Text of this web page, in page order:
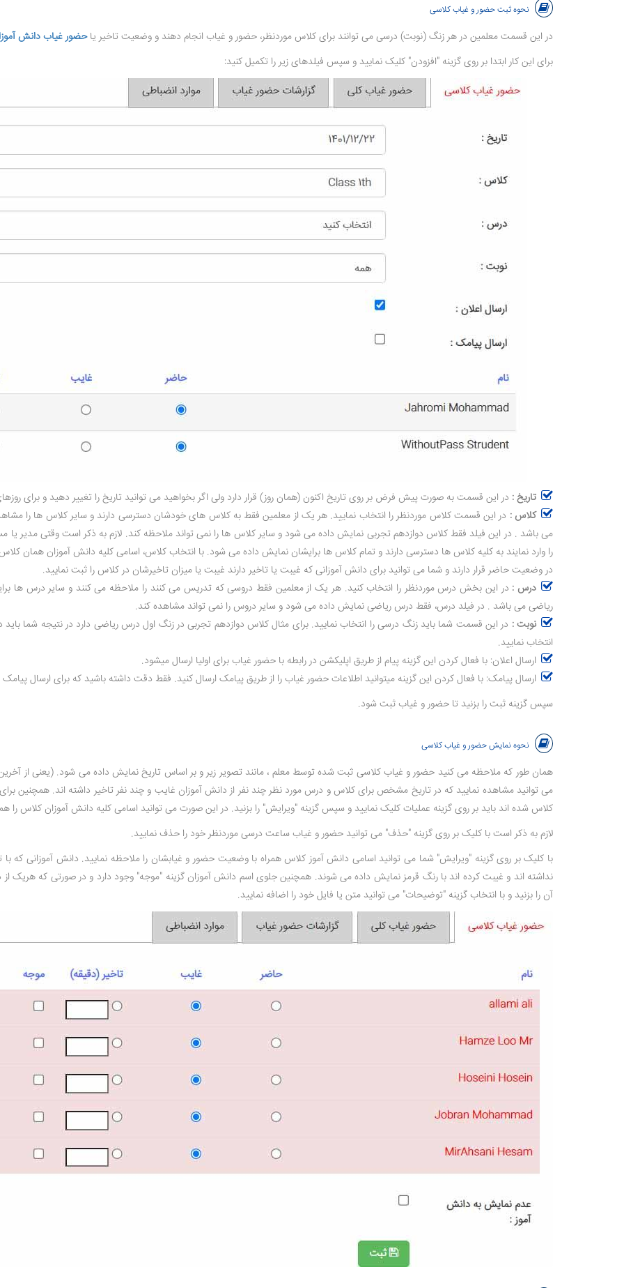
نحوه ثبت حضور و غیاب کلاسی
در این قسمت معلمین در هر زنگ (نوبت) درسی می توانند برای کلاس موردنظر، حضور و غیاب انجام دهند و وضعیت تاخیر یاحضور غیاب دانش
برای این کار ابتدا بر روی گزینه "افزودن" کلیک نمایید و سپس فیلدهای زیر را تکمیل کنید:
تاریخ : در این قسمت به صورت پیش فرض بر روی تاریخ اکنون (همان روز) قرار دارد ولی اگر بخواهید می توانید تاریخ را تغییر دهید و برای
کلاس : در این قسمت کلاس موردنظر را انتخاب نمایید. هر یک از معلمین فقط به کلاس های خودشان دسترسی دارند و سایر کلاس ها را
می باشد . در این فیلد فقط کلاس دوازدهم تجربی نمایش داده می شود و سایر کلاس ها را نمی تواند ملاحظه کند. لازم به ذکر است وقتی مدیر یا
را وارد نمایند به کلیه کلاس ها دسترسی دارند و تمام کلاس ها برایشان نمایش داده می شود. با انتخاب کلاس، اسامی کلیه دانش آموزان
در وضعیت حاضر قرار دارند و شما می توانید برای دانش آموزانی که غیبت یا تاخیر دارند غیبت یا میزان تاخیرشان در کلاس را ثبت نمایید.
درس : در این بخش درس موردنظر را انتخاب کنید. هر یک از معلمین فقط دروسی که تدریس می کنند را ملاحظه می کنند و سایر درس ها
ریاضی می باشد . در فیلد درس، فقط درس ریاضی نمایش داده می شود و سایر دروس را نمی تواند مشاهده کند.
نوبت : در این قسمت شما باید زنگ درسی را انتخاب نمایید. برای مثال کلاس دوازدهم تجربی در زنگ اول درس ریاضی دارد در نتیجه شما
انتخاب نمایید.
ارسال اعلان: با فعال کردن این گزینه پیام از طریق اپلیکشن در رابطه با حضور غیاب برای اولیا ارسال میشود.
ارسال پیامک: با فعال کردن این گزینه میتوانید اطلاعات حضور غیاب را از طریق پیامک ارسال کنید. فقط دقت داشته باشید که برای ارسال پیامک
سپس گزینه ثبت را بزنید تا حضور و غیاب ثبت شود.
نحوه نمایش حضور و غیاب کلاسی
همان طور که ملاحظه می کنید حضور و غیاب کلاسی ثبت شده توسط معلم ، مانند تصویر زیر و بر اساس تاریخ نمایش داده می شود. (یعنی از
می توانید مشاهده نمایید که در تاریخ مشخص برای کلاس و درس مورد نظر چند نفر از دانش آموزان غایب و چند نفر تاخیر داشته اند. همچنین
کلاس شده اند باید بر روی گزینه عملیات کلیک نمایید و سپس گزینه "ویرایش" را بزنید. در این صورت می توانید اسامی کلیه دانش آموزان کلاس
لازم به ذکر است با کلیک بر روی گزینه "حذف" می توانید حضور و غیاب ساعت درسی موردنظر خود را حذف نمایید.
با کلیک بر روی گزینه "ویرایش" شما می توانید اسامی دانش آموز کلاس همراه با وضعیت حضور و غیابشان را ملاحظه نمایید. دانش آموزانی که
نداشته اند و غیبت کرده اند با رنگ قرمز نمایش داده می شوند. همچنین جلوی اسم دانش آموزان گزینه "موجه" وجود دارد و در صورتی که هریک از
آن را بزنید و با انتخاب گزینه "توضیحات" می توانید متن یا فایل خود را اضافه نمایید.